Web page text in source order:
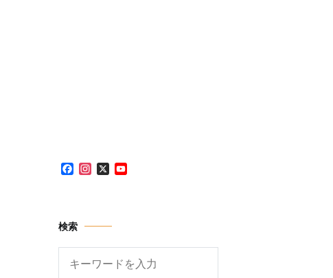
Facebook
Instagram
X
検索